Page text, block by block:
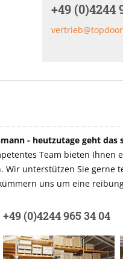
+49 (0)4244
- heutzutage geht das
Team bieten Ihnen
Wir unterstützen Sie gerne
uns um eine
+49 (0)4244 965 34 04